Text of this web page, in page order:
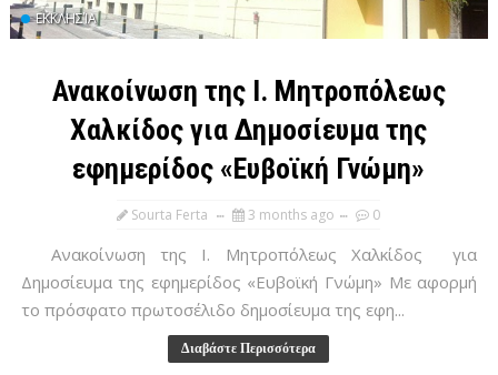
ΕΚΚΛΗΣΊΑ
Ανακοίνωση της Ι. Μητροπόλεως
Χαλκίδος για Δημοσίευμα της
εφημερίδος «Ευβοϊκή Γνώμη»
Sourta Ferta 3 months ago 0
Ανακοίνωση της Ι. Μητροπόλεως Χαλκίδος για
Δημοσίευμα της εφημερίδος «Ευβοϊκή Γνώμη» Με αφορμή
το πρόσφατο πρωτοσέλιδο δημοσίευμα της εφη...
Διαβάστε Περισσότερα